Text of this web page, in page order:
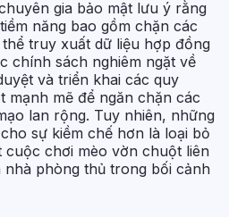
gia bảo mật lưu ý rằng
năng bao gồm chặn các
truy xuất dữ liệu hợp đồng
chính sách nghiêm ngặt về
và triển khai các quy
mạnh mẽ để ngăn chặn các
lan rộng. Tuy nhiên, những
sự kiềm chế hơn là loại bỏ
cuộc chơi mèo vờn chuột liên
nhà phòng thủ trong bối cảnh